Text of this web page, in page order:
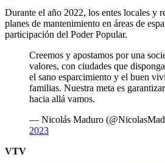
Durante el año 2022, los entes locales y
planes de mantenimiento en áreas de
participación del Poder Popular.
Creemos y apostamos por una
valores, con ciudades que
el sano esparcimiento y el buen
familias. Nuestra meta es
hacia allá vamos.
— Nicolás Maduro
2023
VTV